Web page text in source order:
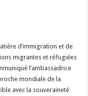
d’immigration et de
migrantes et réfugiées
l’ambassadrice
mondiale de la
avec la souveraineté